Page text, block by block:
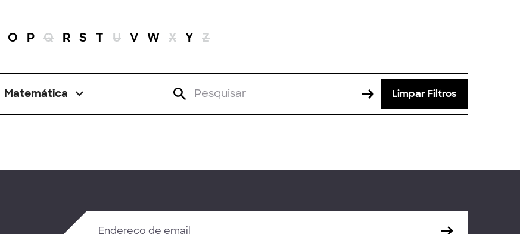
O P Q R S T U V W X Y Z
Matemática Limpar Filtros